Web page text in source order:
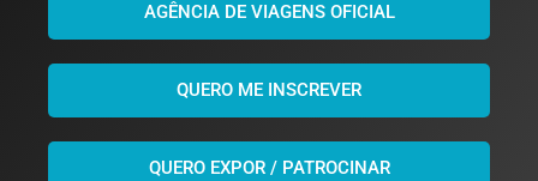
AGÊNCIA DE VIAGENS OFICIAL
QUERO ME INSCREVER
QUERO EXPOR / PATROCINAR